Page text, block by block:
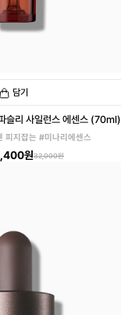
담기
슬리 사일런스 에센스 (70ml)
피지잡는 #미나리에센스
원32,000원